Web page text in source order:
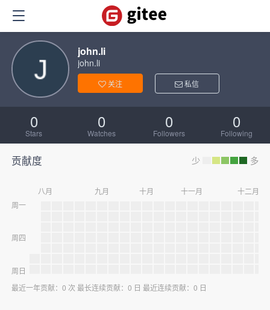
john.li
john.li
关注 私信
0
Stars
0
Watches
0
Followers
0
Following
贡献度 少 多
周一
周四
周日
八月 九月 十月 十一月 十二月
最近一年贡献：0 次 最长连续贡献：0 日 最近连续贡献：0 日